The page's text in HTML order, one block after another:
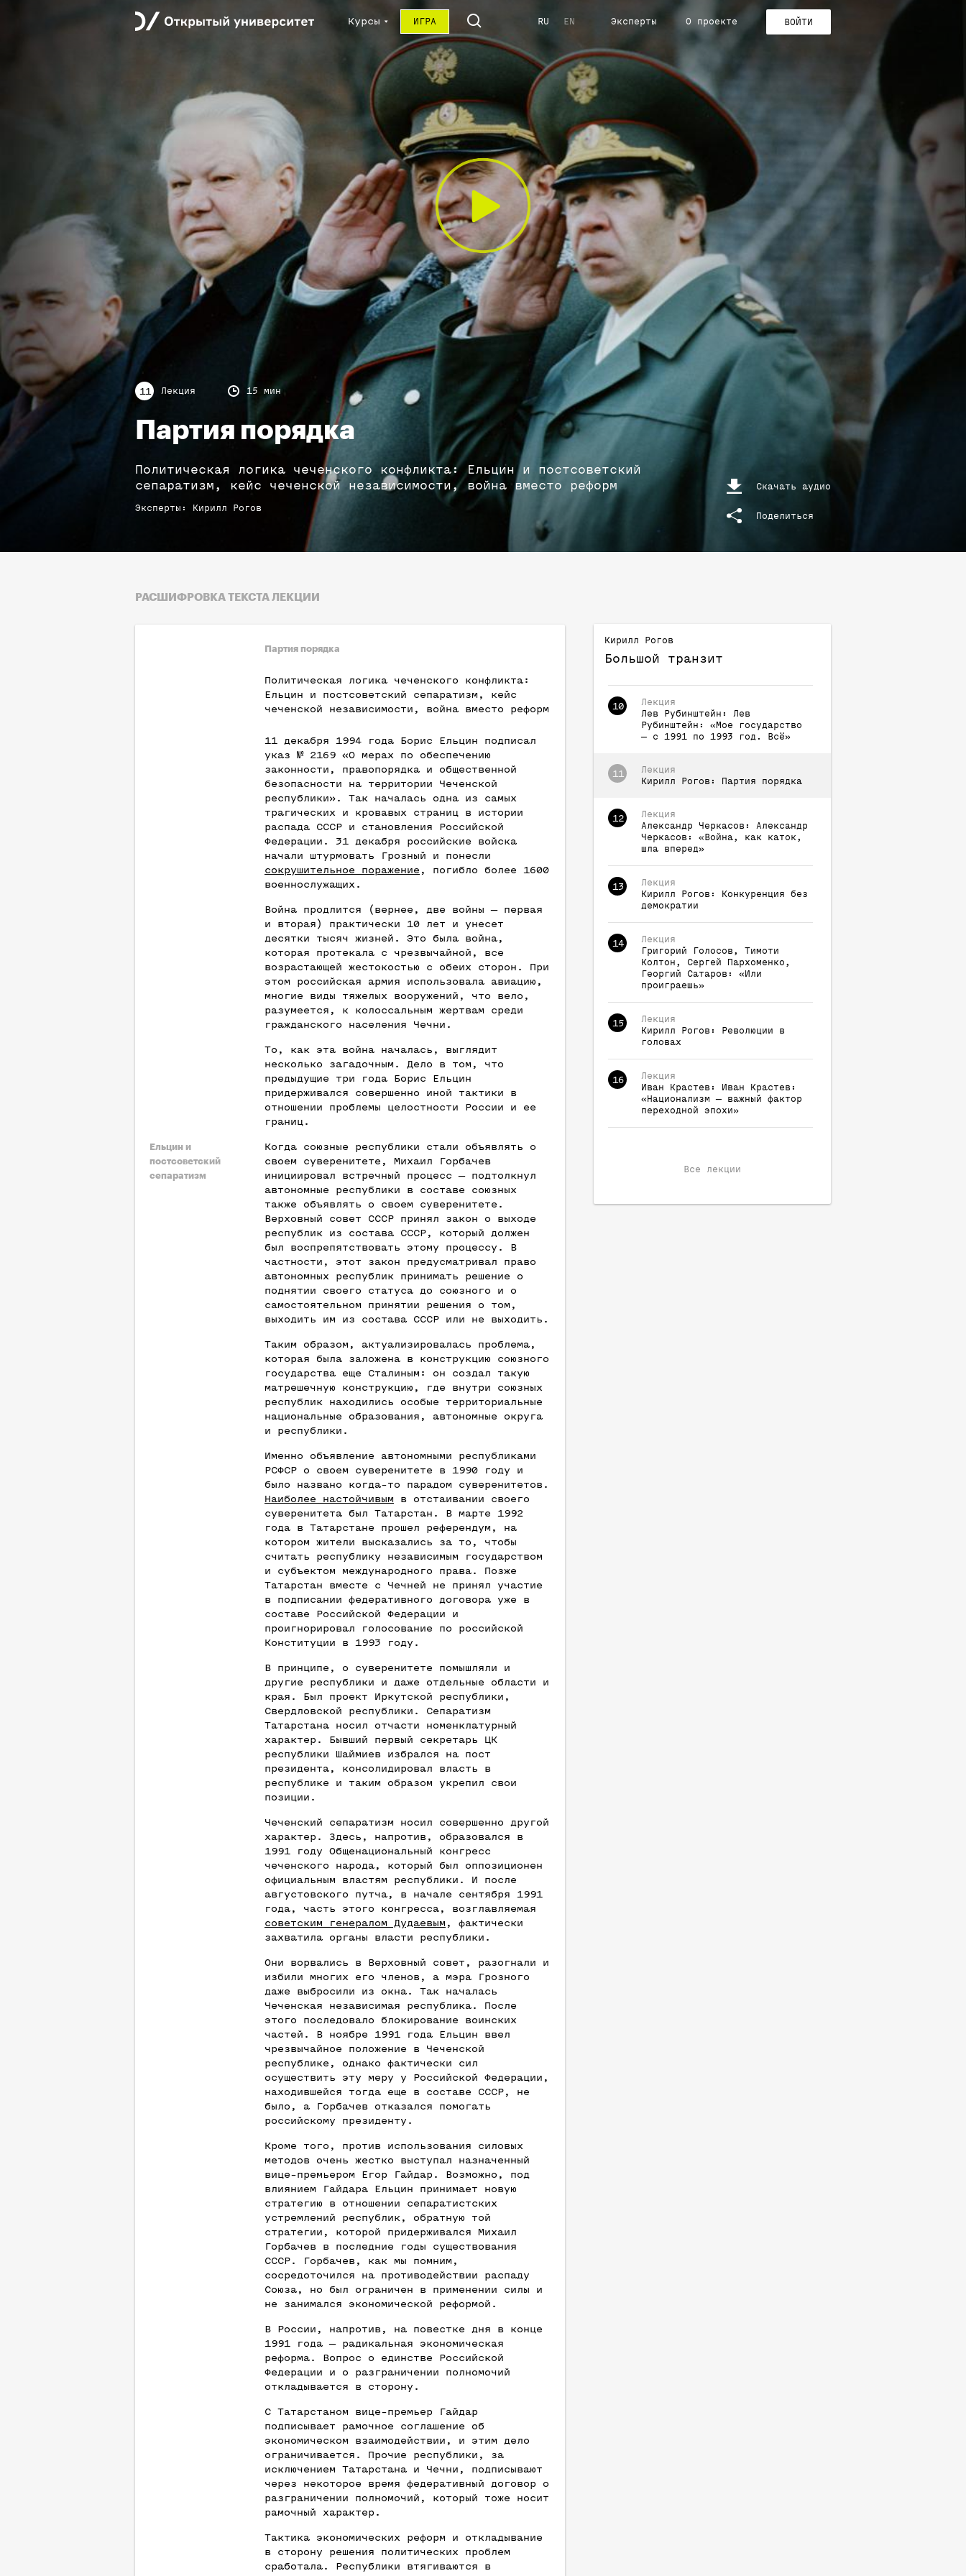
Курсы ИГРА RU EN Эксперты О проекте ВОЙТИ
11 Лекция 15 мин
Партия порядка
Политическая логика чеченского конфликта: Ельцин и постсоветский
сепаратизм, кейс чеченской независимости, война вместо реформ
Эксперты : Кирилл Рогов
Скачать аудио
Поделиться
РАСШИФРОВКА ТЕКСТА ЛЕКЦИИ
Партия порядка
Политическая логика чеченского конфликта:
Ельцин и постсоветский сепаратизм, кейс
чеченской независимости, война вместо реформ
11 декабря 1994 года Борис Ельцин подписал
указ № 2169 «О мерах по обеспечению
законности, правопорядка и общественной
безопасности на территории Чеченской
республики». Так началась одна из самых
трагических и кровавых страниц в истории
распада СССР и становления Российской
Федерации. 31 декабря российские войска
начали штурмовать Грозный и понесли
сокрушительное поражение , погибло более 1600
военнослужащих.
Война продлится (вернее, две войны — первая
и вторая) практически 10 лет и унесет
десятки тысяч жизней. Это была война,
которая протекала с чрезвычайной, все
возрастающей жестокостью с обеих сторон. При
этом российская армия использовала авиацию,
многие виды тяжелых вооружений, что вело,
разумеется, к колоссальным жертвам среди
гражданского населения Чечни.
То, как эта война началась, выглядит
несколько загадочным. Дело в том, что
предыдущие три года Борис Ельцин
придерживался совершенно иной тактики в
отношении проблемы целостности России и ее
границ.
Ельцин и
постсоветский
сепаратизм
Когда союзные республики стали объявлять о
своем суверенитете, Михаил Горбачев
инициировал встречный процесс — подтолкнул
автономные республики в составе союзных
также объявлять о своем суверенитете.
Верховный совет СССР принял закон о выходе
республик из состава СССР, который должен
был воспрепятствовать этому процессу. В
частности, этот закон предусматривал право
автономных республик принимать решение о
поднятии своего статуса до союзного и о
самостоятельном принятии решения о том,
выходить им из состава СССР или не выходить.
Таким образом, актуализировалась проблема,
которая была заложена в конструкцию союзного
государства еще Сталиным: он создал такую
матрешечную конструкцию, где внутри союзных
республик находились особые территориальные
национальные образования, автономные округа
и республики.
Именно объявление автономными республиками
РСФСР о своем суверенитете в 1990 году и
было названо когда-то парадом суверенитетов.
Наиболее настойчивым в отстаивании своего
суверенитета был Татарстан. В марте 1992
года в Татарстане прошел референдум, на
котором жители высказались за то, чтобы
считать республику независимым государством
и субъектом международного права. Позже
Татарстан вместе с Чечней не принял участие
в подписании федеративного договора уже в
составе Российской Федерации и
проигнорировал голосование по российской
Конституции в 1993 году.
В принципе, о суверенитете помышляли и
другие республики и даже отдельные области и
края. Был проект Иркутской республики,
Свердловской республики. Сепаратизм
Татарстана носил отчасти номенклатурный
характер. Бывший первый секретарь ЦК
республики Шаймиев избрался на пост
президента, консолидировал власть в
республике и таким образом укрепил свои
позиции.
Чеченский сепаратизм носил совершенно другой
характер. Здесь, напротив, образовался в
1991 году Общенациональный конгресс
чеченского народа, который был оппозиционен
официальным властям республики. И после
августовского путча, в начале сентября 1991
года, часть этого конгресса, возглавляемая
советским генералом Дудаевым , фактически
захватила органы власти республики.
Они ворвались в Верховный совет, разогнали и
избили многих его членов, а мэра Грозного
даже выбросили из окна. Так началась
Чеченская независимая республика. После
этого последовало блокирование воинских
частей. В ноябре 1991 года Ельцин ввел
чрезвычайное положение в Чеченской
республике, однако фактически сил
осуществить эту меру у Российской Федерации,
находившейся тогда еще в составе СССР, не
было, а Горбачев отказался помогать
российскому президенту.
Кроме того, против использования силовых
методов очень жестко выступал назначенный
вице-премьером Егор Гайдар. Возможно, под
влиянием Гайдара Ельцин принимает новую
стратегию в отношении сепаратистских
устремлений республик, обратную той
стратегии, которой придерживался Михаил
Горбачев в последние годы существования
СССР. Горбачев, как мы помним,
сосредоточился на противодействии распаду
Союза, но был ограничен в применении силы и
не занимался экономической реформой.
В России, напротив, на повестке дня в конце
1991 года — радикальная экономическая
реформа. Вопрос о единстве Российской
Федерации и о разграничении полномочий
откладывается в сторону.
С Татарстаном вице-премьер Гайдар
подписывает рамочное соглашение об
экономическом взаимодействии, и этим дело
ограничивается. Прочие республики, за
исключением Татарстана и Чечни, подписывают
через некоторое время федеративный договор о
разграничении полномочий, который тоже носит
рамочный характер.
Тактика экономических реформ и откладывание
в сторону решения политических проблем
сработала. Республики втягиваются в
Кирилл Рогов
Большой транзит
10
Лекция
Лев
Рубинштейн :
Лев
Рубинштейн: «Мое государство
— с 1991 по 1993 год. Всё»
11
Лекция
Кирилл
Рогов : Партия порядка
12
Лекция
Александр
Черкасов :
Александр
Черкасов: «Война, как каток,
шла вперед»
13
Лекция
Кирилл
Рогов :
Конкуренция без
демократии
14
Лекция
Григорий
Голосов , Тимоти
Колтон , Сергей Пархоменко ,
Георгий
Сатаров :
«Или
проиграешь»
15
Лекция
Кирилл
Рогов :
Революции в
головах
16
Лекция
Иван
Крастев :
Иван Крастев:
«Национализм — важный фактор
переходной эпохи»
Все лекции